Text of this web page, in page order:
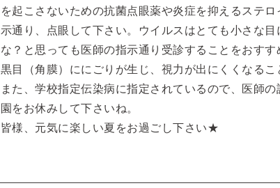
を起こさないための抗菌点眼薬や炎症を抑えるステ
示通り、点眼して下さい。ウイルスはとても小さな
な？と思っても医師の指示通り受診することをおす
黒目（角膜）ににごりが生じ、視力が出にくくなるこ
また、学校指定伝染病に指定されているので、医師
園をお休みして下さいね。
皆様、元気に楽しい夏をお過ごし下さい★